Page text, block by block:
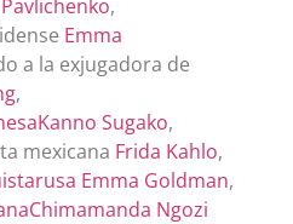
,
Emma
a la exjugadora de
,
Kanno Sugako,
mexicana Frida Kahlo,
rusa Emma Goldman,
Chimamanda Ngozi